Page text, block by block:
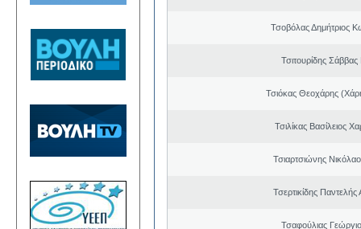
Τσοβόλας Δημήτριος
Τσιτουρίδης Σάββας
Τσιόκας Θεοχάρης
Τσιλίκας Βασίλειος
Τσιαρτσιώνης
Τσερτικίδης Παντελής
Τσαφούλιας